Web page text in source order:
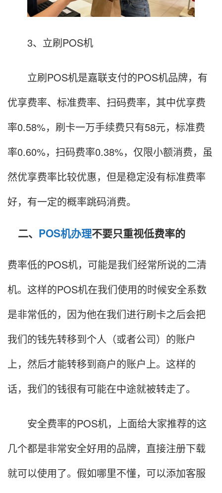
3、立刷POS机
立刷POS机是嘉联支付的POS机品牌，有
优享费率、标准费率、扫码费率，其中优享费
率0.58%，刷卡一万手续费只有58元，标准费
率0.60%，扫码费率0.38%，仅限小额消费，虽
然优享费率比较优惠，但是稳定没有标准费率
好，有一定的概率跳码消费。
二、 POS机办理不要只重视低费率的
费率低的POS机，可能是我们经常所说的二清
机。这样的POS机在我们使用的时候安全系数
是非常低的，因为他在我们进行刷卡之后会把
我们的钱先转移到个人（或者公司）的账户
上，然后才能转移到商户的账户上。这样的
话，我们的钱很有可能在中途就被转走了。
安全费率的POS机，上面给大家推荐的这
几个都是非常安全好用的品牌，直接注册下载
就可以使用了。假如哪里不懂，可以添加客服